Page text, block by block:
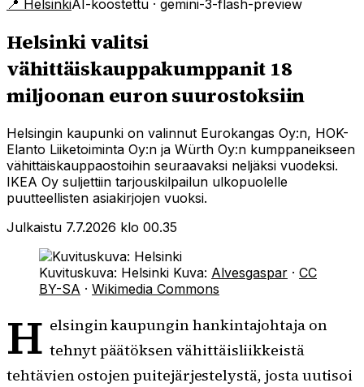
📍 HelsinkiAI-koostettu · gemini-3-flash-preview
Helsinki valitsi
vähittäiskauppakumppanit 18
miljoonan euron suurostoksiin
Helsingin kaupunki on valinnut Eurokangas Oy:n, HOK-
Elanto Liiketoiminta Oy:n ja Würth Oy:n kumppaneikseen
vähittäiskauppaostoihin seuraavaksi neljäksi vuodeksi.
IKEA Oy suljettiin tarjouskilpailun ulkopuolelle
puutteellisten asiakirjojen vuoksi.
Julkaistu 7.7.2026 klo 00.35
Kuvituskuva: Helsinki Kuva: Alvesgaspar · CC
BY-SA · Wikimedia Commons
H elsingin kaupungin hankintajohtaja on
tehnyt päätöksen vähittäisliikkeistä
tehtävien ostojen puitejärjestelystä, josta uutisoi